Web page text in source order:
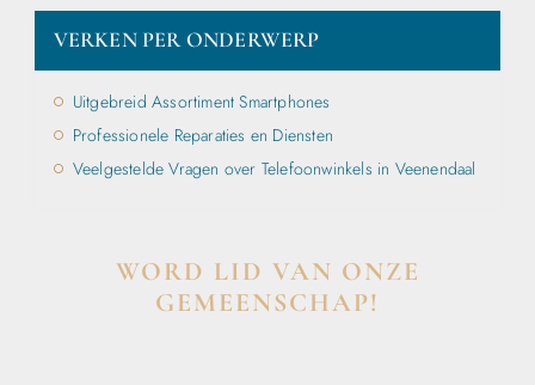
VERKEN PER ONDERWERP
Uitgebreid Assortiment Smartphones
Professionele Reparaties en Diensten
Veelgestelde Vragen over Telefoonwinkels in Veenendaal
WORD LID VAN ONZE
GEMEENSCHAP!